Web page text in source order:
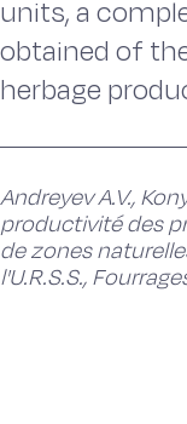
units, a
obtained of
herbage
Andreyev A.V.,
productivité des
de zones
l'U.R.S.S.,